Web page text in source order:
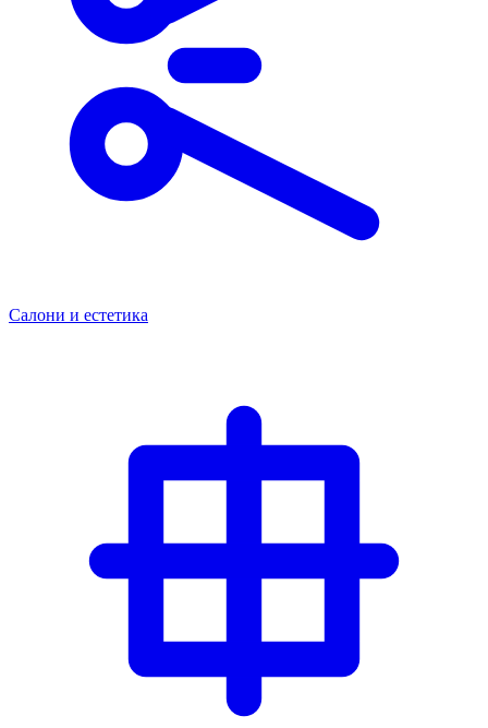
Салони и естетика